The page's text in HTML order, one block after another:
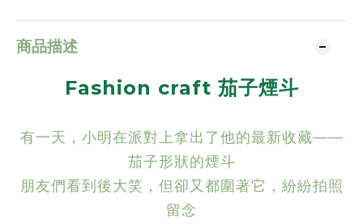
商品描述
Fashion craft 茄子煙斗
有一天，小明在派對上拿出了他的最新收藏——
茄子形狀的煙斗
朋友們看到後大笑，但卻又都圍著它，紛紛拍照
留念